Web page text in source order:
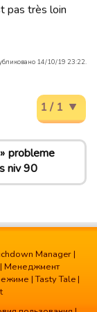
pas très loin
14/10/19 23:22.
1 / 1
probleme
niv 90
Manager |
| Менеджмент
|Tasty Tale |